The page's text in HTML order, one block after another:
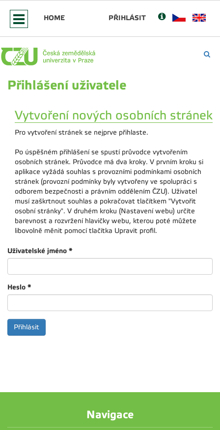
HOME PŘIHLÁSIT
Přihlášení uživatele
Vytvoření nových osobních stránek
Pro vytvoření stránek se nejprve přihlaste.
Po úspěšném přihlášení se spustí průvodce vytvořením
osobních stránek. Průvodce má dva kroky. V prvním kroku si
aplikace vyžádá souhlas s provozními podmínkami osobních
stránek (provozní podmínky byly vytvořeny ve spolupráci s
odborem bezpečnosti a právním oddělením ČZU). Uživatel
musí zaškrtnout souhlas a pokračovat tlačítkem "Vytvořit
osobní stránky". V druhém kroku (Nastavení webu) určíte
barevnost a rozvržení hlavičky webu, kterou poté můžete
libovolně měnit pomocí tlačítka Upravit profil.
Uživatelské jméno *
Heslo *
Navigace